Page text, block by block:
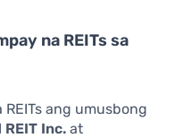
na REITs sa
ang umusbong
REIT Inc. at